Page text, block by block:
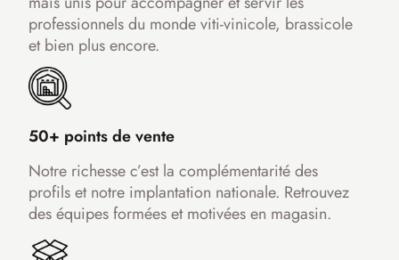
professionnels du monde viti-vinicole, brassicole
et bien plus encore.
50+ points de vente
Notre richesse c’est la complémentarité des
profils et notre implantation nationale. Retrouvez
des équipes formées et motivées en magasin.